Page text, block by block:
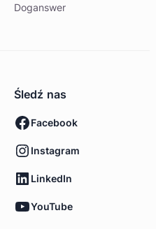
Doganswer
Śledź nas
Facebook
Instagram
LinkedIn
YouTube